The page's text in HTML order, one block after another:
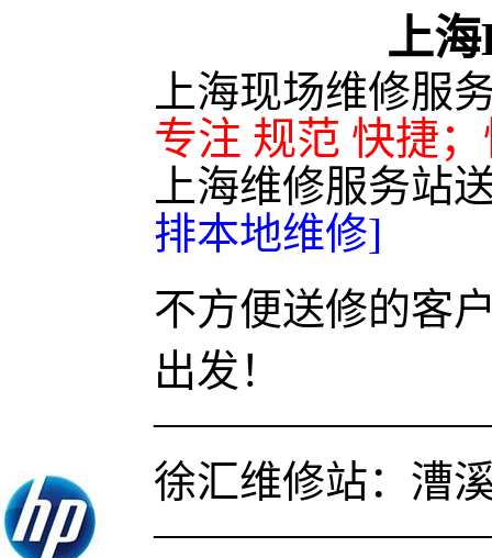
上
上海现场维修服
专注 规范 快捷
上海维修服务站
排本地维修]
不方便送修的客
出发！
徐汇维修站：漕